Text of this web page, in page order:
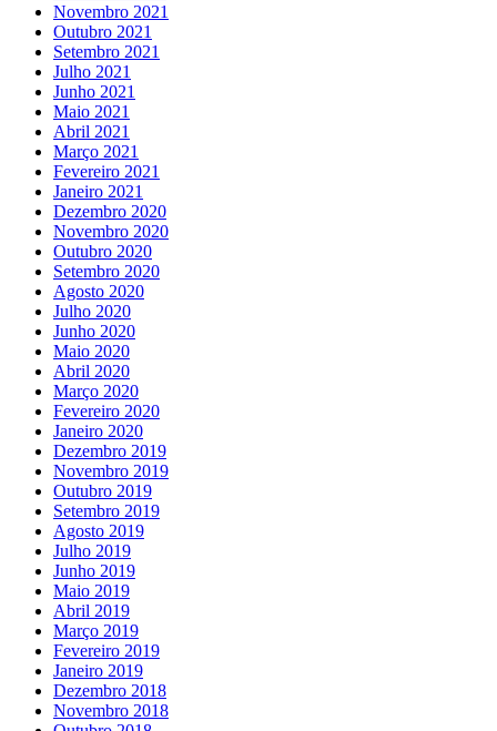
Novembro 2021
Outubro 2021
Setembro 2021
Julho 2021
Junho 2021
Maio 2021
Abril 2021
Março 2021
Fevereiro 2021
Janeiro 2021
Dezembro 2020
Novembro 2020
Outubro 2020
Setembro 2020
Agosto 2020
Julho 2020
Junho 2020
Maio 2020
Abril 2020
Março 2020
Fevereiro 2020
Janeiro 2020
Dezembro 2019
Novembro 2019
Outubro 2019
Setembro 2019
Agosto 2019
Julho 2019
Junho 2019
Maio 2019
Abril 2019
Março 2019
Fevereiro 2019
Janeiro 2019
Dezembro 2018
Novembro 2018